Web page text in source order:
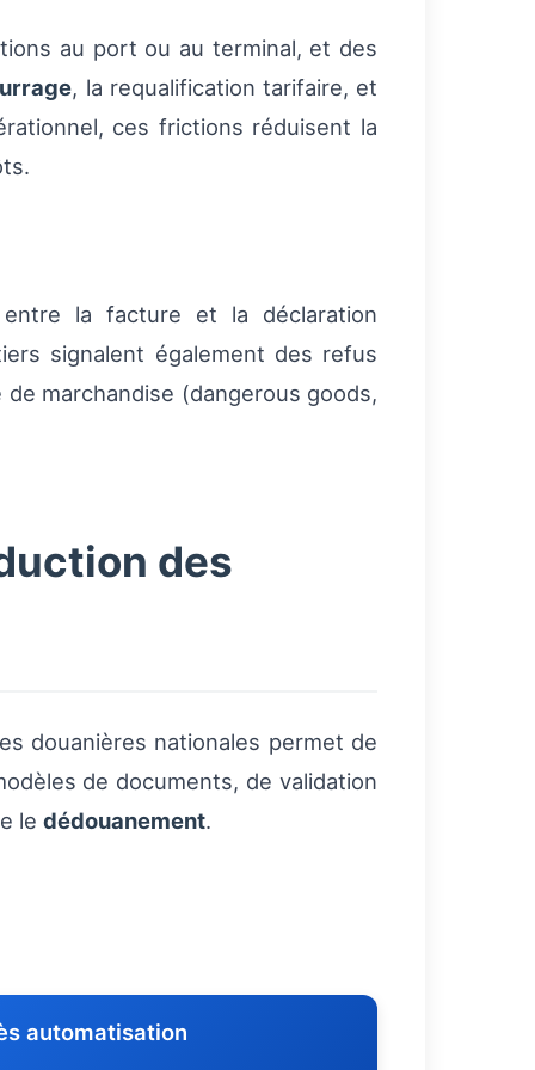
au port ou au terminal, et des
, la requalification tarifaire, et
ces frictions réduisent la
la facture et la déclaration
signalent également des refus
marchandise (dangerous goods,
des
douanières nationales permet de
de documents, de validation
le dédouanement.
automatisation